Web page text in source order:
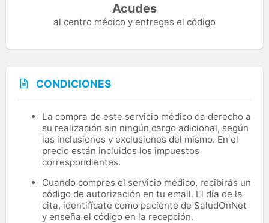
Acudes
al centro médico y entregas el código
CONDICIONES
La compra de este servicio médico da derecho a
su realización sin ningún cargo adicional, según
las inclusiones y exclusiones del mismo. En el
precio están incluidos los impuestos
correspondientes.
Cuando compres el servicio médico, recibirás un
código de autorización en tu email. El día de la
cita, identifícate como paciente de SaludOnNet
y enseña el código en la recepción.